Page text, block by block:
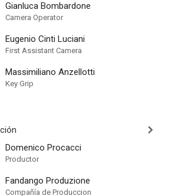
Gianluca Bombardone
Camera Operator
Eugenio Cinti Luciani
First Assistant Camera
Massimiliano Anzellotti
Key Grip
Domenico Procacci
Productor
Fandango Produzione
Compañía de Produccion